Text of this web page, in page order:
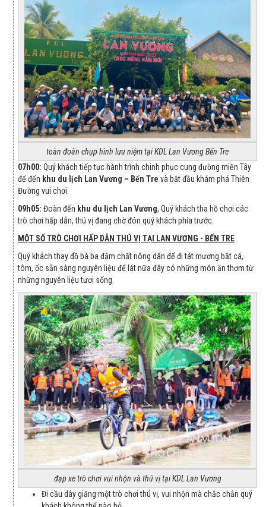
toàn đoàn chụp hình lưu niệm tại KDL Lan Vương Bến Tre
07h00: Quý khách tiếp tục hành trình chinh phục cung đường miền Tây
để đến khu du lịch Lan Vương – Bến Tre và bắt đầu khám phá Thiên
Đường vui chơi.
09h05: Đoàn đến khu du lịch Lan Vương, Quý khách tha hồ chơi các
trò chơi hấp dẫn, thú vị đang chờ đón quý khách phía trước.
MỘT SỐ TRÒ CHƠI HẤP DẪN THÚ VỊ TẠI LAN VƯƠNG - BẾN TRE
Quý khách thay đồ bà ba đậm chất nông dân để đi tát mương bắt cá,
tôm, ốc sẵn sàng nguyên liệu để lát nữa đây có những món ăn thơm từ
những nguyên liệu tươi sống.
đạp xe trò chơi vui nhộn và thú vị tại KDL Lan Vương
Đi cầu dây giăng một trò chơi thú vị, vui nhộn mà chắc chắn quý